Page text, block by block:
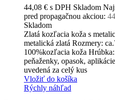
44,08 € s DPH Skladom
pred propagačnou akciou:
Skladom
Zlatá kozľacia koža s
metalická zlatá Rozmery:
100%kozľacia koža
peňaženky, opasok,
uvedená za celý kus
Vložiť do košíka
Rýchly náhľad